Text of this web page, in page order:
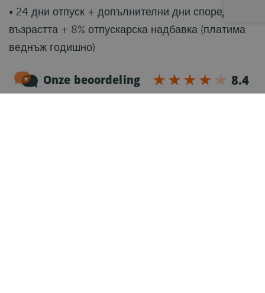
• 24 дни отпуск + допълнителни дни според
възрастта + 8% отпускарска надбавка (платима
веднъж годишно)
• Нидерландски договор